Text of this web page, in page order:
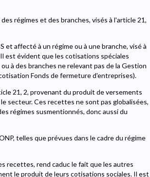
régimes et des branches, visés à l'article 21,
affecté à un régime ou à une branche, visé à
est évident que les cotisations spéciales
à des branches ne relevant pas de la Gestion
Fonds de fermeture d'entreprises).
21, 2, provenant du produit de versements
secteur. Ces recettes ne sont pas globalisées,
régimes susmentionnés, donc aussi du
telles que prévues dans le cadre du régime
recettes, rend caduc le fait que les autres
le produit de leurs cotisations sociales. Il est